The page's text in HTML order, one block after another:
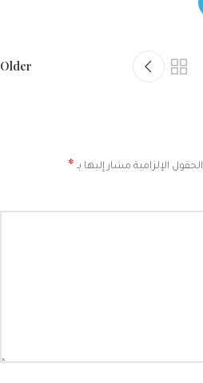
Older
الحقول الإلزامية مشار إليها بـ *